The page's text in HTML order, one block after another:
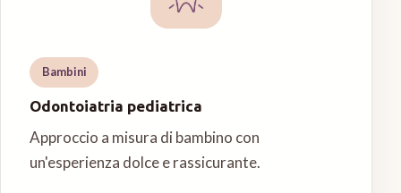
Bambini
Odontoiatria pediatrica
Approccio a misura di bambino con
un'esperienza dolce e rassicurante.